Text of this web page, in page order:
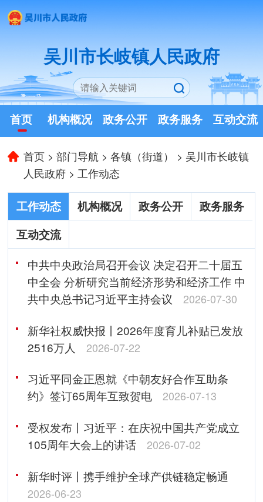
吴川市长岐镇人民政府
首页 机构概况 政务公开 政务服务 互动交流
首页 >部门导航 >各镇（街道） > 吴川市长岐镇
人民政府 > 工作动态
工作动态 机构概况 政务公开
政务服务
互动交流
中共中央政治局召开会议 决定召开二十届五
中全会 分析研究当前经济形势和经济工作 中
共中央总书记习近平主持会议
2026-07-30
新华社权威快报丨2026年度育儿补贴已发放
2516万人
2026-07-22
习近平同金正恩就《中朝友好合作互助条
约》签订65周年互致贺电
2026-07-13
受权发布丨习近平：在庆祝中国共产党成立
105周年大会上的讲话
2026-07-02
新华时评丨携手维护全球产供链稳定畅通
2026-06-23